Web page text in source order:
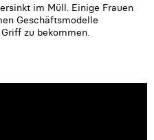
im Müll. Einige Frauen
Geschäftsmodelle
zu bekommen.